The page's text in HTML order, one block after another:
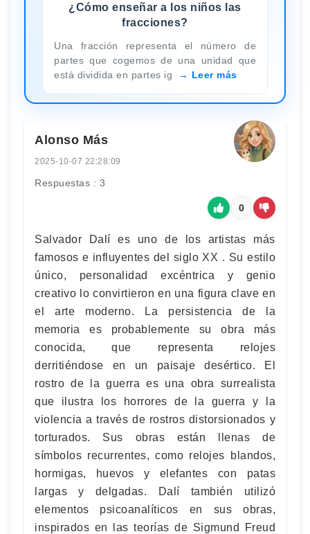
¿Cómo enseñar a los niños las
fracciones?
Una fracción representa el número de
partes que cogemos de una unidad que
está dividida en partes ig
Leer más
Alonso Más
2025-10-07 22:28:09
Respuestas : 3
0
Salvador Dalí es uno de los artistas más
famosos e influyentes del siglo XX . Su estilo
único, personalidad excéntrica y genio
creativo lo convirtieron en una figura clave en
el arte moderno. La persistencia de la
memoria es probablemente su obra más
conocida, que representa relojes
derritiéndose en un paisaje desértico. El
rostro de la guerra es una obra surrealista
que ilustra los horrores de la guerra y la
violencia a través de rostros distorsionados y
torturados. Sus obras están llenas de
símbolos recurrentes, como relojes blandos,
hormigas, huevos y elefantes con patas
largas y delgadas. Dalí también utilizó
elementos psicoanalíticos en sus obras,
inspirados en las teorías de Sigmund Freud